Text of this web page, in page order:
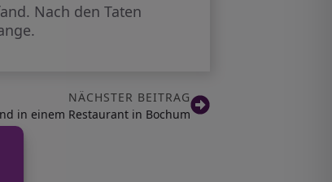
Nach den Taten
NÄCHSTER BEITRAG
in einem Restaurant in Bochum